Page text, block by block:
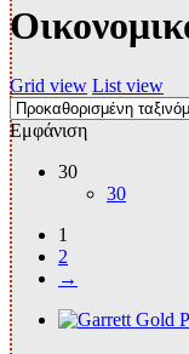
Grid view List view
Εμφάνιση
30
30
1
2
→